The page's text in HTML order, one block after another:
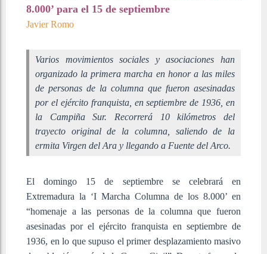
8.000’ para el 15 de septiembre
Javier Romo
Varios movimientos sociales y asociaciones han
organizado la primera marcha en honor a las miles
de personas de la columna que fueron asesinadas
por el ejército franquista, en septiembre de 1936, en
la Campiña Sur. Recorrerá 10 kilómetros del
trayecto original de la columna, saliendo de la
ermita Virgen del Ara y llegando a Fuente del Arco.
El domingo 15 de septiembre se celebrará en
Extremadura la ‘I Marcha Columna de los 8.000’ en
“homenaje a las personas de la columna que fueron
asesinadas por el ejército franquista en septiembre de
1936, en lo que supuso el primer desplazamiento masivo